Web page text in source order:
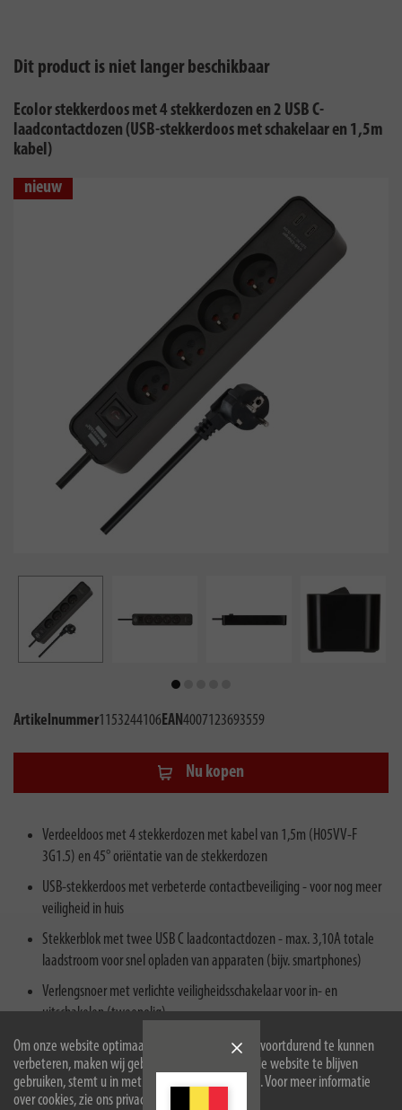
Om onze website optimaal voor u in te richten en voortdurend te kunnen
verbeteren, maken wij gebruik van cookies. Door de website te blijven
gebruiken, stemt u in met het gebruik van cookies. Voor meer informatie
over cookies, zie ons privacybeleid.
Dit product is niet langer beschikbaar
Ecolor stekkerdoos met 4 stekkerdozen en 2 USB C-
laadcontactdozen (USB-stekkerdoos met schakelaar en 1,5m
kabel)
nieuw
Artikelnummer1153244106EAN4007123693559
Nu kopen
Verdeeldoos met 4 stekkerdozen met kabel van 1,5m (H05VV-F
3G1.5) en 45° oriëntatie van de stekkerdozen
USB-stekkerdoos met verbeterde contactbeveiliging - voor nog meer
veiligheid in huis
Stekkerblok met twee USB C laadcontactdozen - max. 3,10A totale
laadstroom voor snel opladen van apparaten (bijv. smartphones)
Verlengsnoer met verlichte veiligheidsschakelaar voor in- en
uitschakelen (tweepolig)
De Ecolor stekkerdoos met USB-oplaadfunctie in zwart heeft een
elegant, slank, tijdloos en hoogwaardig ontwerp dat harmonieus past
in verschillende ruimteconcepten